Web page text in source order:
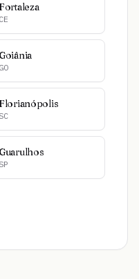
Fortaleza
CE
Goiânia
GO
Florianópolis
SC
Guarulhos
SP